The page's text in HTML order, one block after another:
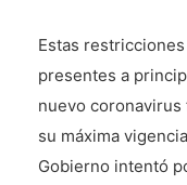
Estas
presentes a
nuevo coronavirus
su máxima
Gobierno intentó